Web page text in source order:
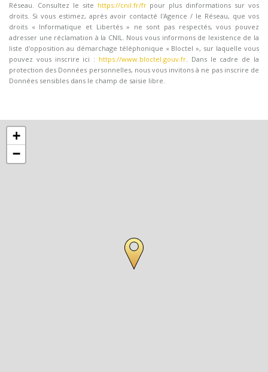
Réseau. Consultez le site https://cnil.fr/frpour plus dinformations sur vos
droits. Si vous estimez, après avoir contacté l'Agence / le Réseau, que vos
droits « Informatique et Libertés » ne sont pas respectés, vous pouvez
adresser une réclamation à la CNIL. Nous vous informons de lexistence de la
liste d'opposition au démarchage téléphonique « Bloctel », sur laquelle vous
pouvez vous inscrire ici : https://www.bloctel.gouv.fr. Dans le cadre de la
protection des Données personnelles, nous vous invitons à ne pas inscrire de
Données sensibles dans le champ de saisie libre.
+
−